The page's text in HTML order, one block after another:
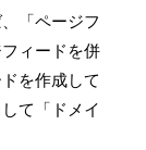
「ページフ
ィードを併
を作成して
て「ドメイ